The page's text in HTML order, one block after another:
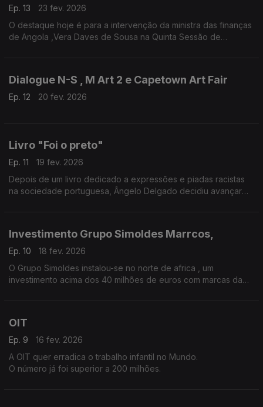
Ep. 13
23 fev. 2026
O destaque hoje é para a intervenção da ministra das finanças
de Angola ,Vera Daves de Sousa na Quinta Sessão de
Dialogue N-S , M Art 2 e Capetown Art Fair
Ep. 12 20 fev. 2026
Livro "Foi o preto"
Ep. 11
19 fev. 2026
Depois de um livro dedicado a expressões e piadas racistas
na sociedade portuguesa, Ângelo Delgado decidiu avançar
Investimento Grupo Simoldes Marrcos,
Ep. 10
18 fev. 2026
O Grupo Simoldes instalou-se no norte de africa , um
investimento acima dos 40 milhões de euros com marcas da
OIT
Ep. 9
16 fev. 2026
A OIT quer erradica o trabalho infantil no Mundo.
O número já foi superior a 200 milhões.